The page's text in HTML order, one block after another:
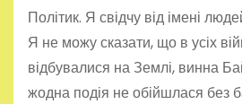
Політик. Я свідчу від імені
Я не можу сказати, що в усіх
відбувалися на Землі, винна
жодна подія не обійшлася без